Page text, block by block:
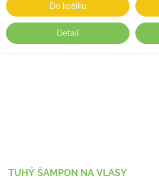
Do košíku
Detail
TUHÝ ŠAMPON NA VLASY